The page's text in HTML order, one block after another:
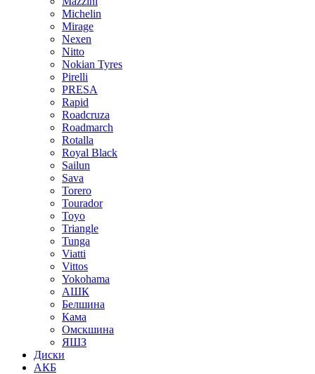
Michelin
Mirage
Nexen
Nitto
Nokian Tyres
Pirelli
PRESA
Rapid
Roadcruza
Roadmarch
Rotalla
Royal Black
Sailun
Sava
Torero
Tourador
Toyo
Triangle
Tunga
Viatti
Vittos
Yokohama
АШК
Белшина
Кама
Омскшина
ЯШЗ
Диски
АКБ